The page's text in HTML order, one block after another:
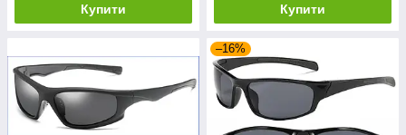
Купити Купити
–16%